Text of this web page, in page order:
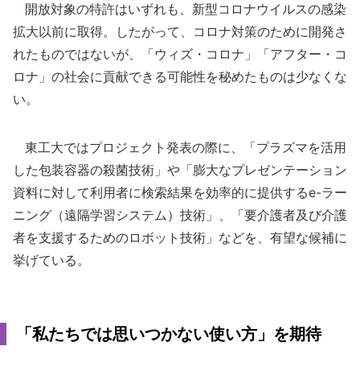
開放対象の特許はいずれも、新型コロナウイルスの感染
拡大以前に取得。したがって、コロナ対策のために開発さ
れたものではないが、「ウィズ・コロナ」「アフター・コ
ロナ」の社会に貢献できる可能性を秘めたものは少なくな
い。
東工大ではプロジェクト発表の際に、「プラズマを活用
した包装容器の殺菌技術」や「膨大なプレゼンテーション
資料に対して利用者に検索結果を効率的に提供するe-ラー
ニング（遠隔学習システム）技術」、「要介護者及び介護
者を支援するためのロボット技術」などを、有望な候補に
挙げている。
「私たちでは思いつかない使い方」を期待